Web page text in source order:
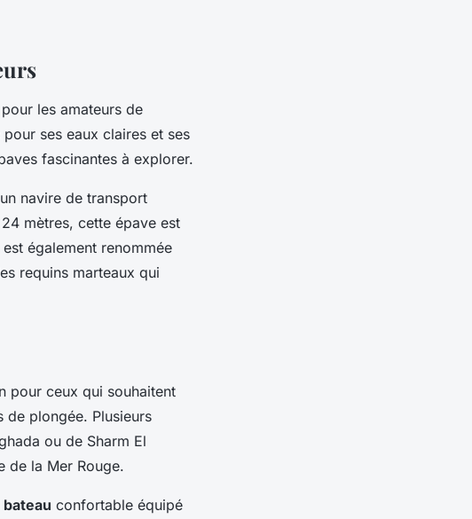
les amateurs de
ses eaux claires et ses
fascinantes à explorer.
navire de transport
mètres, cette épave est
également renommée
requins marteaux qui
pour ceux qui souhaitent
de plongée. Plusieurs
ou de Sharm El
de la Mer Rouge.
bateau confortable équipé